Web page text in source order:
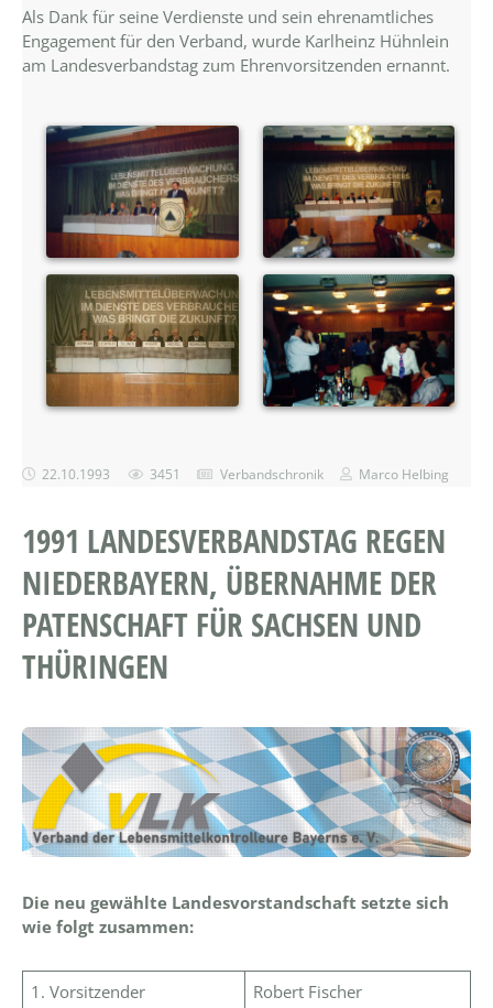
Als Dank für seine Verdienste und sein ehrenamtliches
Engagement für den Verband, wurde Karlheinz Hühnlein
am Landesverbandstag zum Ehrenvorsitzenden ernannt.
22.10.1993 3451 Verbandschronik Marco Helbing
1991 LANDESVERBANDSTAG REGEN
NIEDERBAYERN, ÜBERNAHME DER
PATENSCHAFT FÜR SACHSEN UND
THÜRINGEN
Die neu gewählte Landesvorstandschaft setzte sich
wie folgt zusammen:
1. Vorsitzender
Robert Fischer